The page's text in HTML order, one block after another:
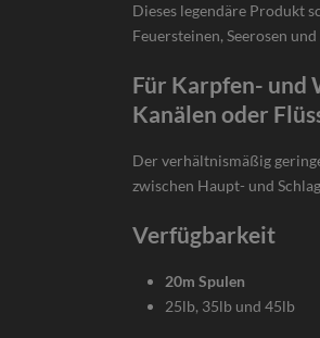
Dieses legendäre Produkt
Feuersteinen, Seerosen
Für Karpfen- und
Kanälen oder
Der verhältnismäßig
zwischen Haupt- und
Verfügbarkeit
20m Spulen
25lb, 35lb und 45lb